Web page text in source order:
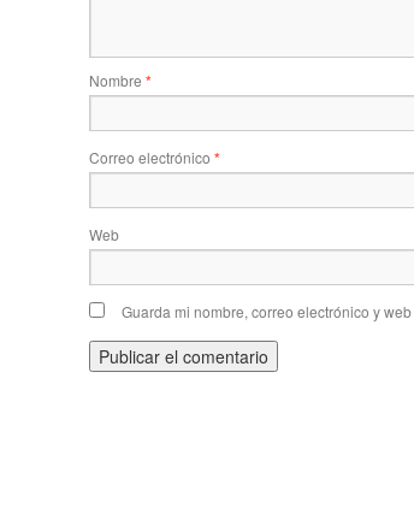
Nombre *
Correo electrónico *
Web
Guarda mi nombre, correo electrónico y